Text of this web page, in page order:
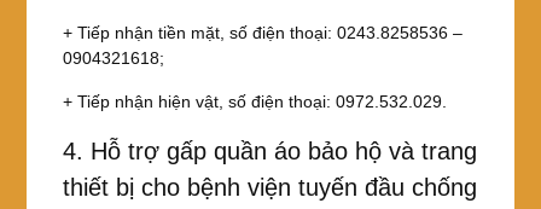
+ Tiếp nhận tiền mặt, số điện thoại: 0243.8258536 –
0904321618;
+ Tiếp nhận hiện vật, số điện thoại: 0972.532.029.
4. Hỗ trợ gấp quần áo bảo hộ và trang
thiết bị cho bệnh viện tuyến đầu chống